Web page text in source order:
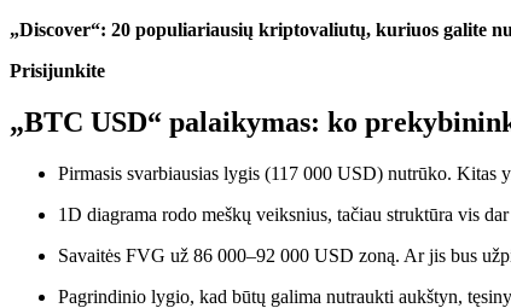
„Discover“: 20 populiariausių kriptovaliutų, kuriuos galite
Prisijunkite
„BTC USD“ palaikymas: ko
Pirmasis svarbiausias lygis (117 000 USD) nutrūko. Kitas
1D diagrama rodo meškų veiksnius, tačiau struktūra vis
Savaitės FVG už 86 000–92 000 USD zoną. Ar jis bus
Pagrindinio lygio, kad būtų galima nutraukti aukštyn,